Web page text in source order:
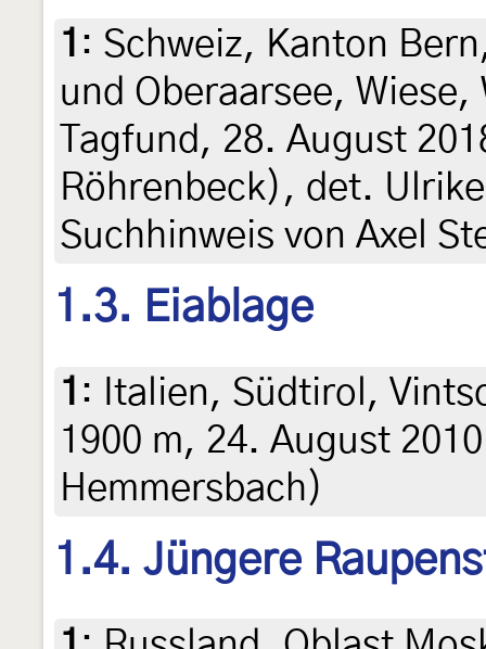
1 : Schweiz, Kanton
und Oberaarsee,
Tagfund, 28. August
Röhrenbeck), det.
Suchhinweis von Axel
1.3. Eiablage
1 :
Italien, Südtirol,
1900 m, 24. August
Hemmersbach)
1.4. Jüngere